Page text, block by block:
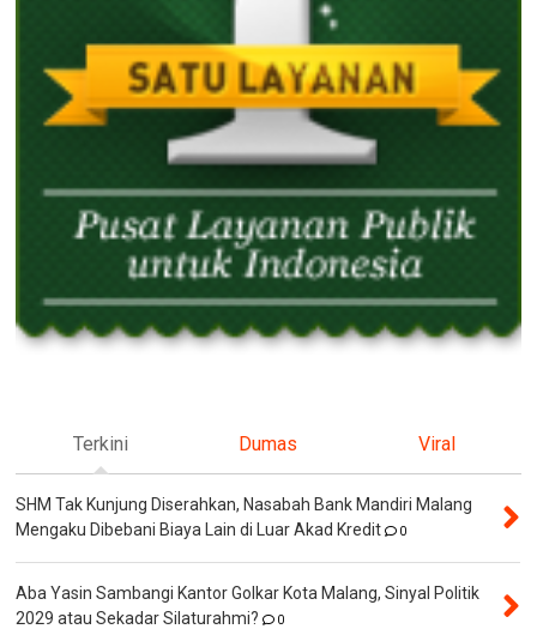
Terkini Dumas Viral
SHM Tak Kunjung Diserahkan, Nasabah Bank Mandiri Malang
Mengaku Dibebani Biaya Lain di Luar Akad Kredit
0
Aba Yasin Sambangi Kantor Golkar Kota Malang, Sinyal Politik
2029 atau Sekadar Silaturahmi?
0